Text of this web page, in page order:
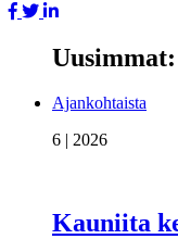
Uusimmat:
Ajankohtaista
6 | 2026
Kauniita